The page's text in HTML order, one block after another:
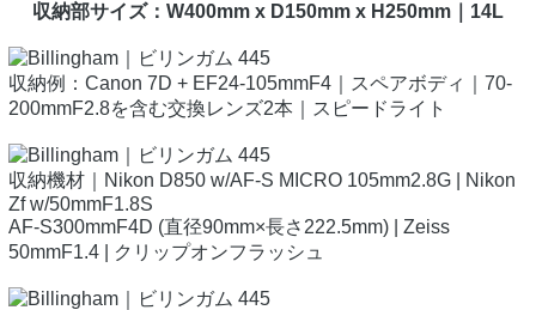
収納部サイズ：W400mm x D150mm x H250mm｜14L
収納例：Canon 7D + EF24-105mmF4｜スペアボディ｜70-
200mmF2.8を含む交換レンズ2本｜スピードライト
収納機材｜Nikon D850 w/AF-S MICRO 105mm2.8G | Nikon
Zf w/50mmF1.8S
AF-S300mmF4D (直径90mm×長さ222.5mm) | Zeiss
50mmF1.4 | クリップオンフラッシュ